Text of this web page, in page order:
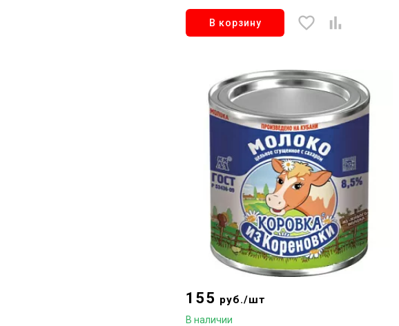
В корзину
155 руб./шт
В наличии